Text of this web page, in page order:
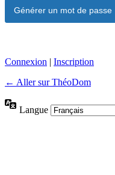
Connexion | Inscription
← Aller sur ThéoDom
Langue